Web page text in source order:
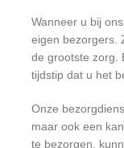
Wanneer u bij
eigen bezorgers.
de grootste zorg.
tijdstip dat u het
Onze
maar ook een
te bezorgen,